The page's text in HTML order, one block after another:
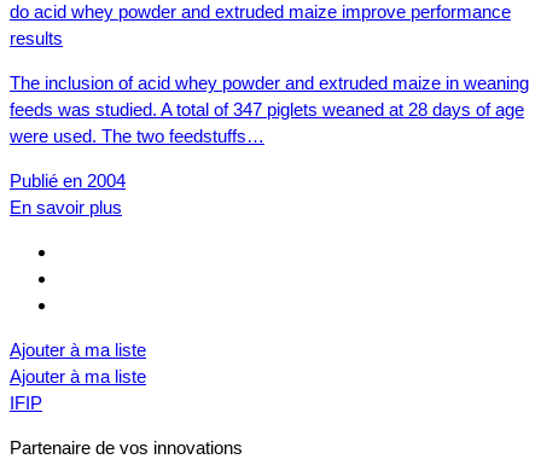
do acid whey powder and extruded maize improve performance
results
The inclusion of acid whey powder and extruded maize in weaning
feeds was studied. A total of 347 piglets weaned at 28 days of age
were used. The two feedstuffs…
Publié en 2004
En savoir plus
Ajouter à ma liste
Ajouter à ma liste
IFIP
Partenaire de vos innovations